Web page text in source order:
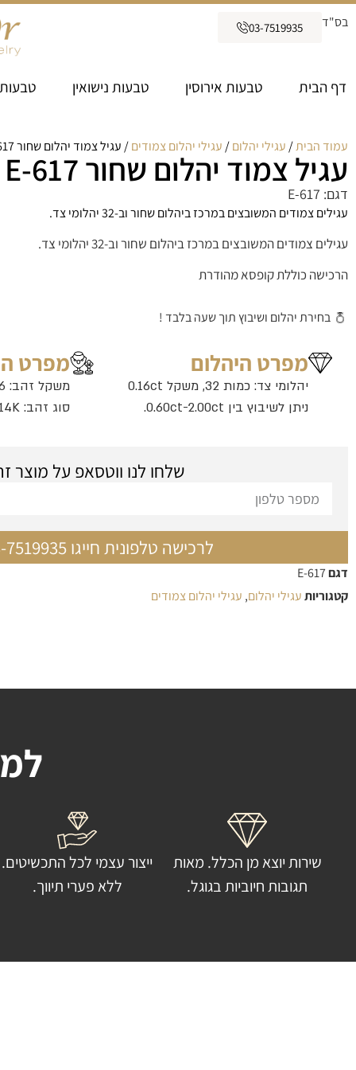
בס"ד 03-7519935
דף הבית טבעות אירוסין טבעות נישואין
עמוד הבית/ עגילי יהלום/ עגילי יהלום צמודים/ עגיל צמוד יהלום שחור E-617
עגיל צמוד יהלום שחור E-617
דגם: E-617
עגילים צמודים המשובצים במרכז ביהלום שחור וב-32 יהלומי צד.
עגילים צמודים המשובצים במרכז ביהלום שחור וב-32 יהלומי צד.
הרכישה כוללת קופסא מהודרת
בחירת יהלום ושיבוץ תוך שעה בלבד !
מפרט היהלום
יהלומי צד: כמות 32, משקל 0.16ct
ניתן לשיבוץ בין 0.60ct-2.00ct.
מפרט
משקל זהב: 1.46 גרם
סוג זהב: 14K
שלחו לנו ווטסאפ על מוצר
לרכישה טלפונית חייגו 03-7519935
דגםE-617
קטגוריותעגילי יהלום, עגילי יהלום צמודים
שירות יוצא מן הכלל. מאות
תגובות חיוביות בגוגל.
ייצור עצמי לכל התכשיטים.
ללא פערי תיווך.